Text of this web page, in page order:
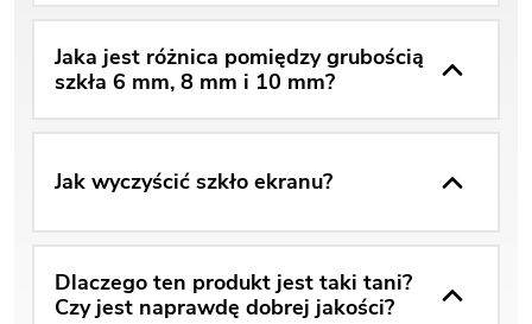
Jaka jest różnica pomiędzy grubością
szkła 6 mm, 8 mm i 10 mm?
Jak wyczyścić szkło ekranu?
Dlaczego ten produkt jest taki tani?
Czy jest naprawdę dobrej jakości?